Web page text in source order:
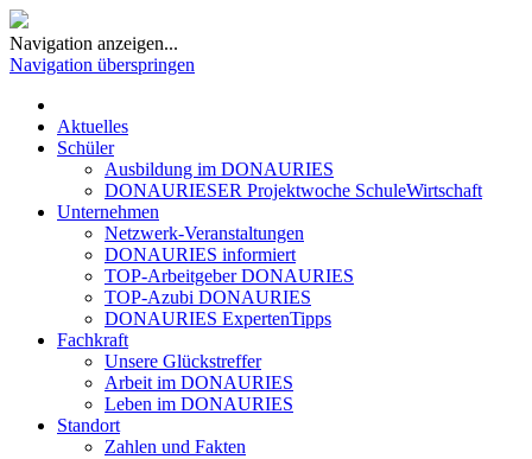
Navigation anzeigen...
Navigation überspringen
Aktuelles
Schüler
Ausbildung im DONAURIES
DONAURIESER Projektwoche SchuleWirtschaft
Unternehmen
Netzwerk-Veranstaltungen
DONAURIES informiert
TOP-Arbeitgeber DONAURIES
TOP-Azubi DONAURIES
DONAURIES ExpertenTipps
Fachkraft
Unsere Glückstreffer
Arbeit im DONAURIES
Leben im DONAURIES
Standort
Zahlen und Fakten